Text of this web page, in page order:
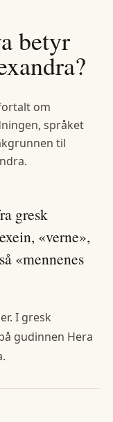
betyr
?
om
språket
til
.
gresk
«verne»,
«mennenes
I gresk
gudinnen Hera